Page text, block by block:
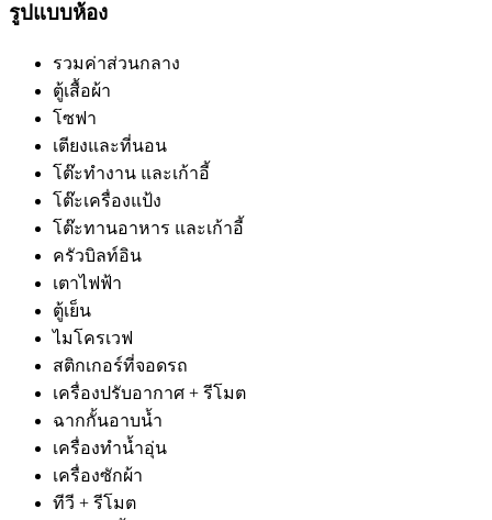
รูปแบบห้อง
รวมค่าส่วนกลาง
ตู้เสื้อผ้า
โซฟา
เตียงและที่นอน
โต๊ะทำงาน และเก้าอี้
โต๊ะเครื่องแป้ง
โต๊ะทานอาหาร และเก้าอี้
ครัวบิลท์อิน
เตาไฟฟ้า
ตู้เย็น
ไมโครเวฟ
สติกเกอร์ที่จอดรถ
เครื่องปรับอากาศ + รีโมต
ฉากกั้นอาบน้ำ
เครื่องทำน้ำอุ่น
เครื่องซักผ้า
ทีวี + รีโมต